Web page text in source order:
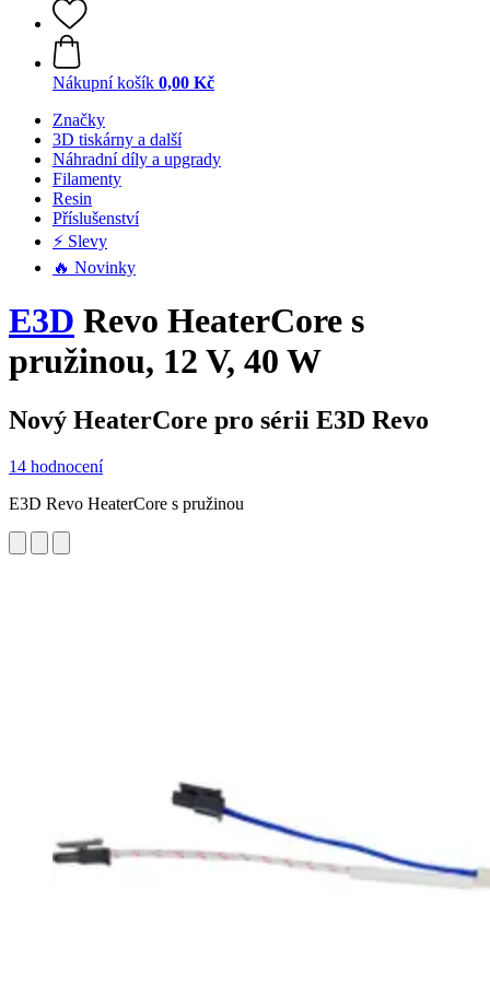
Nákupní košík 0,00 Kč
Značky
3D tiskárny a další
Náhradní díly a upgrady
Filamenty
Resin
Příslušenství
⚡ Slevy
🔥 Novinky
E3D Revo HeaterCore s
pružinou, 12 V, 40 W
Nový HeaterCore pro sérii E3D Revo
14 hodnocení
E3D Revo HeaterCore s pružinou